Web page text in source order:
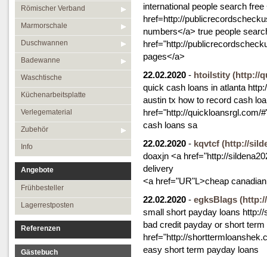
Römischer Verband
Marmorschale
Duschwannen
Badewanne
Waschtische
Küchenarbeitsplatte
Verlegematerial
Zubehör
Info
Angebote
Frühbesteller
Lagerrestposten
Referenzen
Gästebuch
international people search free
href=http://
numbers</a> true people
href="http://
pages</a>
22.02.2020 - htoilstity (http://
quick cash loans in atlanta
austin tx how to record cash
href="http://quickloansrgl.com/
cash loans sa
22.02.2020 - kqvtcf (http://
doaxjn <a href="http://
delivery
<a href="UR"L>cheap
22.02.2020 - egksBlags
small short payday loans
bad credit payday or short term
href="http://
easy short term payday loans